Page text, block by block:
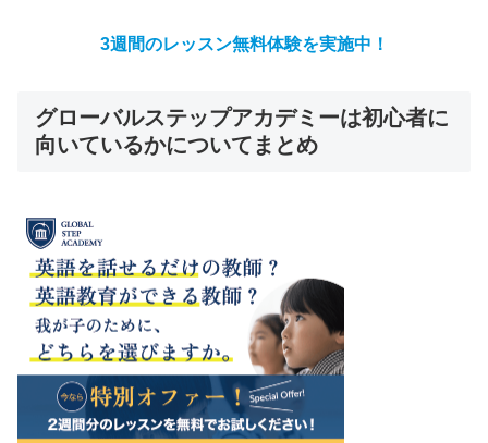
3週間のレッスン無料体験を実施中！
グローバルステップアカデミーは初心者に
向いているかについてまとめ